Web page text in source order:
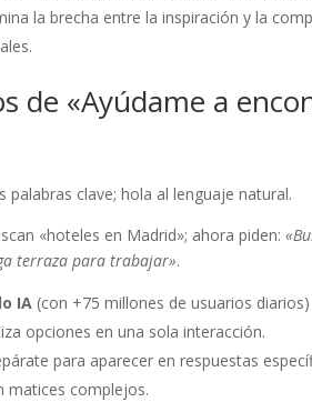
la brecha entre la inspiración y la
de «Ayúdame a
palabras clave; hola al lenguaje natural.
«hoteles en Madrid»; ahora piden:
terraza para trabajar».
IA (con +75 millones de usuarios
opciones en una sola interacción.
para aparecer en respuestas
matices complejos.